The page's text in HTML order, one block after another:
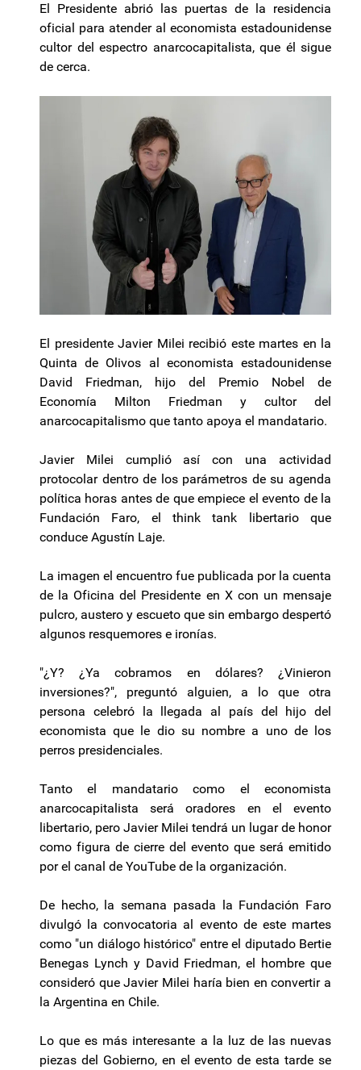
El Presidente abrió las puertas de la residencia
oficial para atender al economista estadounidense
cultor del espectro anarcocapitalista, que él sigue
de cerca.
El presidente Javier Milei recibió este martes en la
Quinta de Olivos al economista estadounidense
David Friedman, hijo del Premio Nobel de
Economía Milton Friedman y cultor del
anarcocapitalismo que tanto apoya el mandatario.
Javier Milei cumplió así con una actividad
protocolar dentro de los parámetros de su agenda
política horas antes de que empiece el evento de la
Fundación Faro, el think tank libertario que
conduce Agustín Laje.
La imagen el encuentro fue publicada por la cuenta
de la Oficina del Presidente en X con un mensaje
pulcro, austero y escueto que sin embargo despertó
algunos resquemores e ironías.
"¿Y? ¿Ya cobramos en dólares? ¿Vinieron
inversiones?", preguntó alguien, a lo que otra
persona celebró la llegada al país del hijo del
economista que le dio su nombre a uno de los
perros presidenciales.
Tanto el mandatario como el economista
anarcocapitalista será oradores en el evento
libertario, pero Javier Milei tendrá un lugar de honor
como figura de cierre del evento que será emitido
por el canal de YouTube de la organización.
De hecho, la semana pasada la Fundación Faro
divulgó la convocatoria al evento de este martes
como "un diálogo histórico" entre el diputado Bertie
Benegas Lynch y David Friedman, el hombre que
consideró que Javier Milei haría bien en convertir a
la Argentina en Chile.
Lo que es más interesante a la luz de las nuevas
piezas del Gobierno, en el evento de esta tarde se